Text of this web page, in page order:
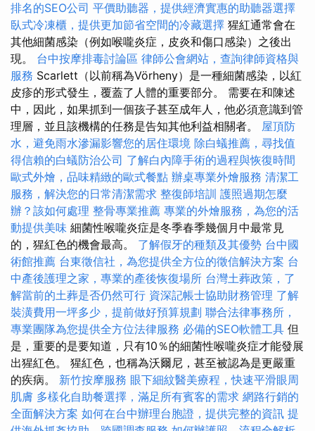
排名的SEO公司 平價助聽器，提供經濟實惠的助聽器選擇
臥式冷凍櫃，提供更加節省空間的冷藏選擇 猩紅通常會在
其他細菌感染（例如喉嚨炎症，皮炎和傷口感染）之後出
現。 台中按摩排毒討論區 律師公會網站，查詢律師資格與
服務 Scarlett（以前稱為Vörheny）是一種細菌感染，以紅
皮疹的形式發生，覆蓋了人體的重要部分。 需要在和陳述
中，因此，如果抓到一個孩子甚至成年人，他必須意識到管
理層，並且該機構的任務是告知其他利益相關者。 屋頂防
水，避免雨水滲漏影響您的居住環境 除白蟻推薦，尋找值
得信賴的白蟻防治公司 了解白內障手術的過程與恢復時間
歐式外燴，品味精緻的歐式餐點 辦桌專業外燴服務 清潔工
服務，解決您的日常清潔需求 整復師培訓 護照過期怎麼
辦？該如何處理 整骨專業推薦 專業的外燴服務，為您的活
動提供美味 細菌性喉嚨炎症是冬季春季幾個月中最常見
的，猩紅色的機會最高。 了解假牙的種類及其優勢 台中國
術館推薦 台東徵信社，為您提供全方位的徵信解決方案 台
中產後護理之家，專業的產後恢復場所 台灣土葬政策，了
解當前的土葬是否仍然可行 資深記帳士協助財務管理 了解
裝潢費用一坪多少，提前做好預算規劃 聯合法律事務所，
專業團隊為您提供全方位法律服務 必備的SEO軟體工具 但
是，重要的是要知道，只有10％的細菌性喉嚨炎症才能發展
出猩紅色。 猩紅色，也稱為沃爾尼，甚至被認為是更嚴重
的疾病。 新竹按摩服務 眼下細紋醫美療程，快速平滑眼周
肌膚 多樣化自助餐選擇，滿足所有賓客的需求 網路行銷的
全面解決方案 如何在台中辦理台胞證，提供完整的資訊 提